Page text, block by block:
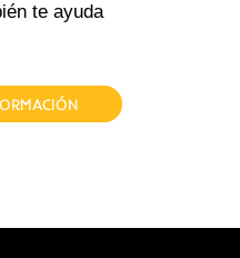
te ayuda